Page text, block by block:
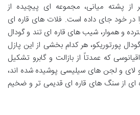
از پشته میانی، مجموعه ای پیچیده از
در خود جای داده است. فلات های قاره ای
و هموار، شیب های قاره ای تند و گودال
پورتوریکو، هر کدام بخشی از این پازل
که عمدتاً از بازالت و گابرو تشکیل
و لای و لجن های سیلیسی پوشیده شده اند،
ای از سنگ های قاره ای قدیمی تر و ضخیم